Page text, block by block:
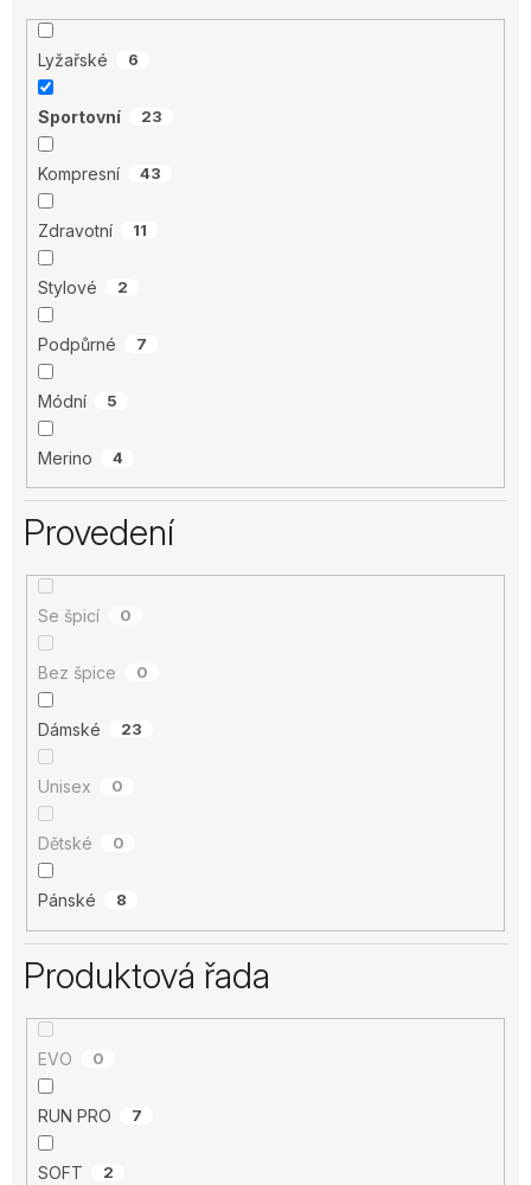
Lyžařské 6
Sportovní 23
Kompresní 43
Zdravotní 11
Stylové 2
Podpůrné 7
Módní 5
Merino 4
Provedení
Se špicí 0
Bez špice 0
Dámské 23
Unisex 0
Dětské 0
Pánské 8
Produktová řada
EVO 0
RUN PRO 7
SOFT 2